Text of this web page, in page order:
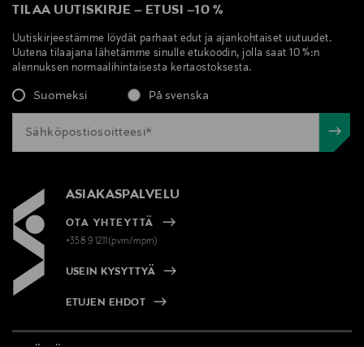
TILAA UUTISKIRJE – ETUSI –10 %
Uutiskirjeestämme löydät parhaat edut ja ajankohtaiset uutuudet.
Uutena tilaajana lähetämme sinulle etukoodin, jolla saat 10 %:n
alennuksen normaalihintaisesta kertaostoksesta.
Suomeksi På svenska
ASIAKASPALVELU
OTA YHTEYTTÄ
+358 9 1211(pvm/mpm)
USEIN KYSYTTYÄ
ETUJEN EHDOT